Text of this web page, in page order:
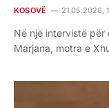
KOSOVË 21.05.2026,
Në një intervistë për
Marjana, motra e